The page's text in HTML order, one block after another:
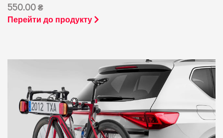
550.00 ₴
Перейти до продукту